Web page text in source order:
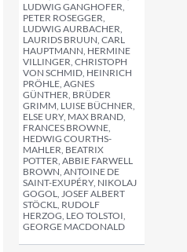
LUDWIG GANGHOFER,
PETER ROSEGGER,
LUDWIG AURBACHER,
LAURIDS BRUUN, CARL
HAUPTMANN, HERMINE
VILLINGER, CHRISTOPH
VON SCHMID, HEINRICH
PRÖHLE, AGNES
GÜNTHER, BRÜDER
GRIMM, LUISE BÜCHNER,
ELSE URY, MAX BRAND,
FRANCES BROWNE,
HEDWIG COURTHS-
MAHLER, BEATRIX
POTTER, ABBIE FARWELL
BROWN, ANTOINE DE
SAINT-EXUPÉRY, NIKOLAJ
GOGOL, JOSEF ALBERT
STÖCKL, RUDOLF
HERZOG, LEO TOLSTOI,
GEORGE MACDONALD